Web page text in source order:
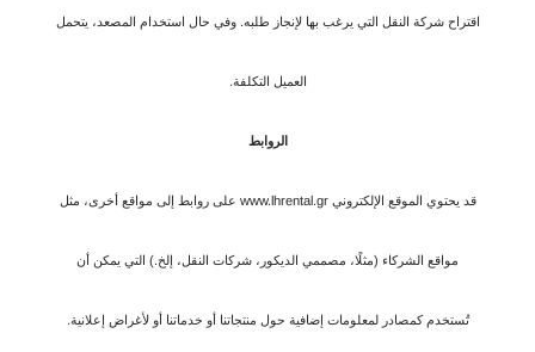
اقتراح شركة النقل التي يرغب بها لإنجاز طلبه. وفي حال استخدام المصعد، يتحمل
العميل التكلفة.
الروابط
قد يحتوي الموقع الإلكتروني www.lhrental.gr على روابط إلى مواقع أخرى، مثل
مواقع الشركاء (مثلًا، مصممي الديكور، شركات النقل، إلخ.) التي يمكن أن
تُستخدم كمصادر لمعلومات إضافية حول منتجاتنا أو خدماتنا أو لأغراض إعلانية.